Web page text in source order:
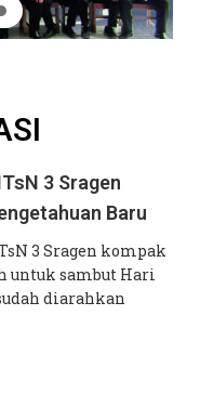
3 Sragen
Baru
3 Sragen kompak
untuk sambut Hari
diarahkan